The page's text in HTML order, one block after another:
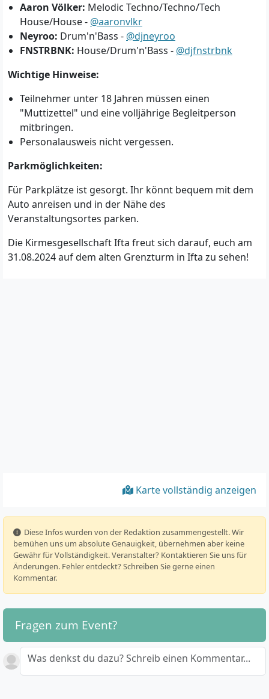
Aaron Völker: Melodic Techno/Techno/Tech
House/House - @aaronvlkr
Neyroo: Drum'n'Bass - @djneyroo
FNSTRBNK: House/Drum'n'Bass - @djfnstrbnk
Wichtige Hinweise:
Teilnehmer unter 18 Jahren müssen einen
"Muttizettel" und eine volljährige Begleitperson
mitbringen.
Personalausweis nicht vergessen.
Parkmöglichkeiten:
Für Parkplätze ist gesorgt. Ihr könnt bequem mit dem
Auto anreisen und in der Nähe des
Veranstaltungsortes parken.
Die Kirmesgesellschaft Ifta freut sich darauf, euch am
31.08.2024 auf dem alten Grenzturm in Ifta zu sehen!
Karte vollständig anzeigen
️ Diese Infos wurden von der Redaktion zusammengestellt. Wir
bemühen uns um absolute Genauigkeit, übernehmen aber keine
Gewähr für Vollständigkeit. Veranstalter? Kontaktieren Sie uns für
Änderungen. Fehler entdeckt? Schreiben Sie gerne einen
Kommentar.
Fragen zum Event?
Was denkst du dazu? Schreib einen Kommentar...